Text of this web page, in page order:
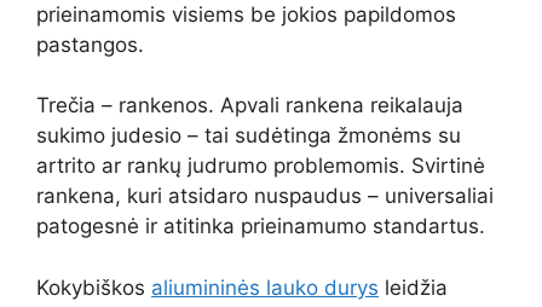
prieinamomis visiems be jokios papildomos
pastangos.
Trečia – rankenos. Apvali rankena reikalauja
sukimo judesio – tai sudėtinga žmonėms su
artrito ar rankų judrumo problemomis. Svirtinė
rankena, kuri atsidaro nuspaudus – universaliai
patogesnė ir atitinka prieinamumo standartus.
Kokybiškos aliumininės lauko durys leidžia